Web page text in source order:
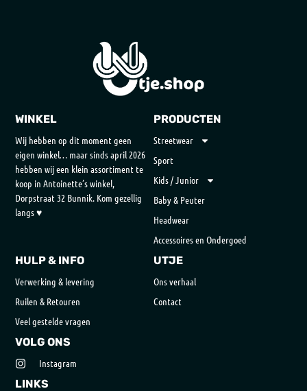
WINKEL
Wij hebben op dit moment geen
eigen winkel… maar sinds april 2026
hebben wij een klein assortiment te
koop in Antoinette’s winkel,
Dorpstraat 32 Bunnik. Kom gezellig
langs ♥
PRODUCTEN
Streetwear
Sport
Kids / Junior
Baby & Peuter
Headwear
Accessoires en Ondergoed
HULP & INFO
Verwerking & levering
Ruilen & Retouren
Veel gestelde vragen
UTJE
Ons verhaal
Contact
VOLG ONS
Instagram
LINKS